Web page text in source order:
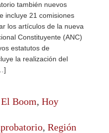
también nuevos
incluye 21 comisiones
los artículos de la nueva
Constituyente (ANC)
estatutos de
la realización del
El Boom, Hoy
, Región